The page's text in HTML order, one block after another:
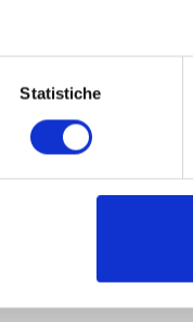
Statistiche